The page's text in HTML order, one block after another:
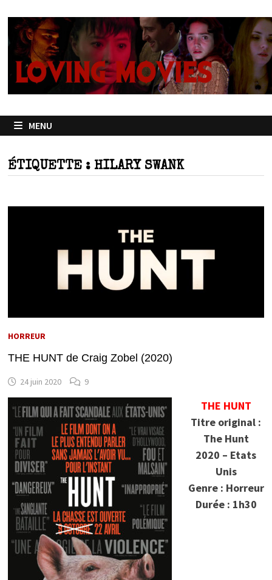
contenu
MENU
ÉTIQUETTE : HILARY SWANK
HORREUR
THE HUNT de Craig Zobel (2020)
24 juin 2020 9
THE HUNT
Titre original :
The Hunt
2020 – Etats
Unis
Genre : Horreur
Durée : 1h30